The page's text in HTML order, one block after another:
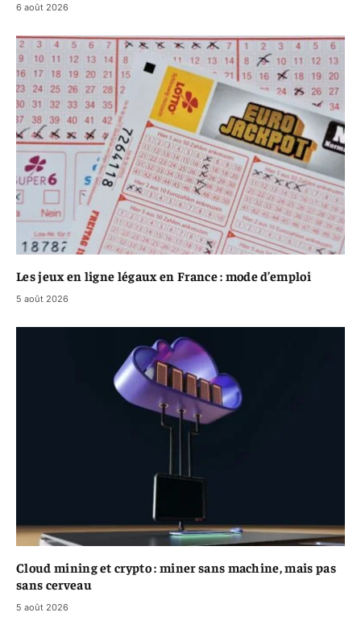
6 août 2026
Les jeux en ligne légaux en France : mode d’emploi
5 août 2026
Cloud mining et crypto : miner sans machine, mais pas
sans cerveau
5 août 2026